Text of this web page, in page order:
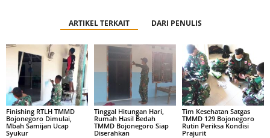
ARTIKEL TERKAIT DARI PENULIS
Finishing RTLH TMMD
Bojonegoro Dimulai,
Mbah Samijan Ucap
Syukur
Tinggal Hitungan Hari,
Rumah Hasil Bedah
TMMD Bojonegoro Siap
Diserahkan
Tim Kesehatan Satgas
TMMD 129 Bojonegoro
Rutin Periksa Kondisi
Prajurit